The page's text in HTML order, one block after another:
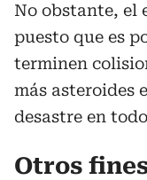
No obstante, el
puesto que es
terminen
más asteroides
desastre en
Otros